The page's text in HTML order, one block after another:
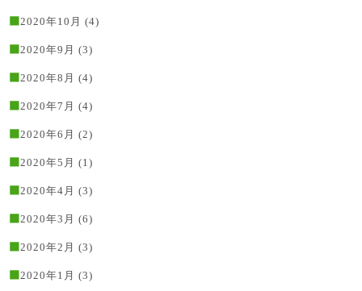
2020年10月 (4)
2020年9月 (3)
2020年8月 (4)
2020年7月 (4)
2020年6月 (2)
2020年5月 (1)
2020年4月 (3)
2020年3月 (6)
2020年2月 (3)
2020年1月 (3)